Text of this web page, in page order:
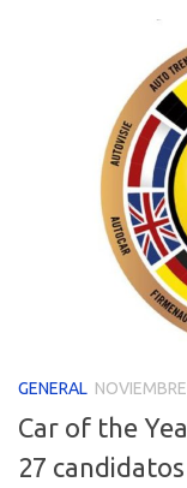
GENERAL
Car of the
27